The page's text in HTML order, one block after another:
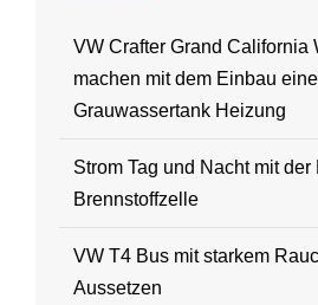
VW Crafter Grand California
machen mit dem Einbau
Grauwassertank Heizung
Strom Tag und Nacht mit der
Brennstoffzelle
VW T4 Bus mit starkem
Aussetzen